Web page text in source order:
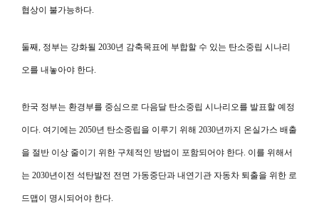
협상이 불가능하다.
둘째, 정부는 강화될 2030년 감축목표에 부합할 수 있는 탄소중립 시나리
오를 내놓아야 한다.
한국 정부는 환경부를 중심으로 다음달 탄소중립 시나리오를 발표할 예정
이다. 여기에는 2050년 탄소중립을 이루기 위해 2030년까지 온실가스 배출
을 절반 이상 줄이기 위한 구체적인 방법이 포함되어야 한다. 이를 위해서
는 2030년이전 석탄발전 전면 가동중단과 내연기관 자동차 퇴출을 위한 로
드맵이 명시되어야 한다.